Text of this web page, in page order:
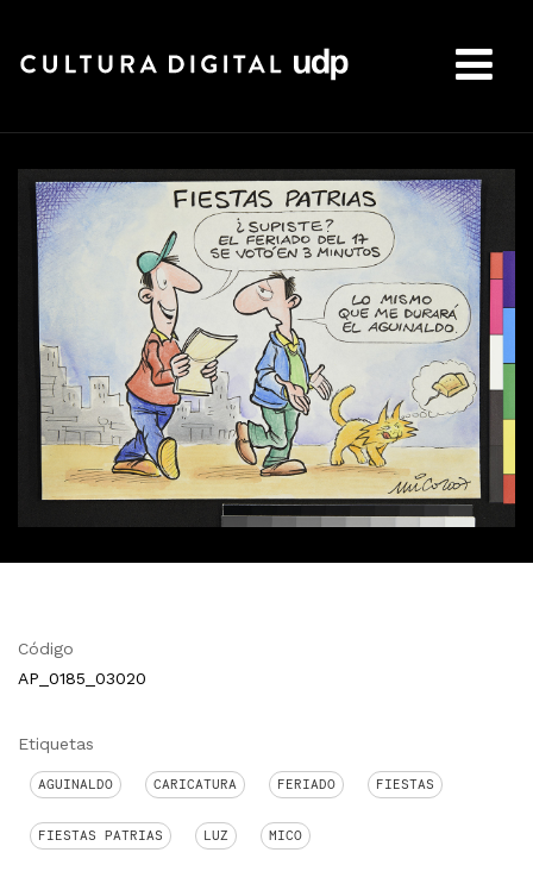
Código
AP_0185_03020
Etiquetas
AGUINALDO CARICATURA FERIADO FIESTAS
FIESTAS PATRIAS LUZ MICO